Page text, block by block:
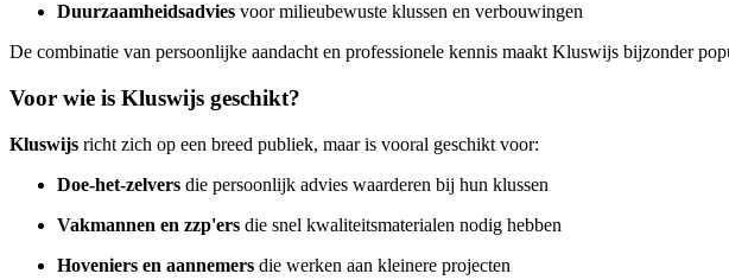
Duurzaamheidsadvies voor milieubewuste klussen en verbouwingen
De combinatie van persoonlijke aandacht en professionele kennis maakt Kluswijs bijzonder
Voor wie is Kluswijs geschikt?
Kluswijs richt zich op een breed publiek, maar is vooral geschikt voor:
Doe-het-zelvers die persoonlijk advies waarderen bij hun klussen
Vakmannen en zzp'ers die snel kwaliteitsmaterialen nodig hebben
Hoveniers en aannemers die werken aan kleinere projecten